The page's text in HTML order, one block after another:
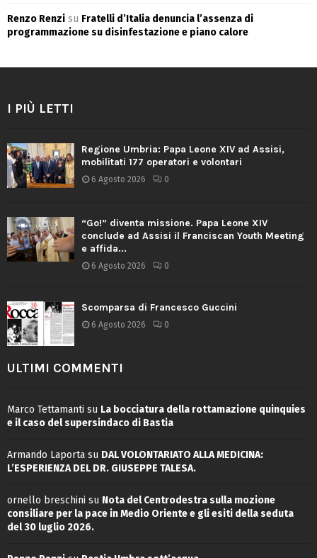
Renzo Renzi su Fratelli d’Italia denuncia l’assenza di
programmazione su disinfestazione e piano calore
I PIÙ LETTI
Regione Umbria: Papa Leone XIV ad Assisi,
mobilitati 177 operatori e volontari
6 Agosto 2026 0
“Go!” diventa missione. Papa Leone XIV
conclude ad Assisi il Franciscan Youth Meeting
e affida...
6 Agosto 2026 0
Scomparsa di Francesco Guccini
6 Agosto 2026 0
ULTIMI COMMENTI
Marco Tettamanti su La bocciatura della rottamazione quinquies
e il caso del supersindaco di Bastia
Armando Laporta su DAL VOLONTARIATO ALLA MEDICINA:
L’ESPERIENZA DEL DR. GIUSEPPE TALESA.
ornello breschini su Nota del Centrodestra sulla mozione
consiliare per la pace in Medio Oriente e gli esiti della seduta
del 30 luglio 2026.